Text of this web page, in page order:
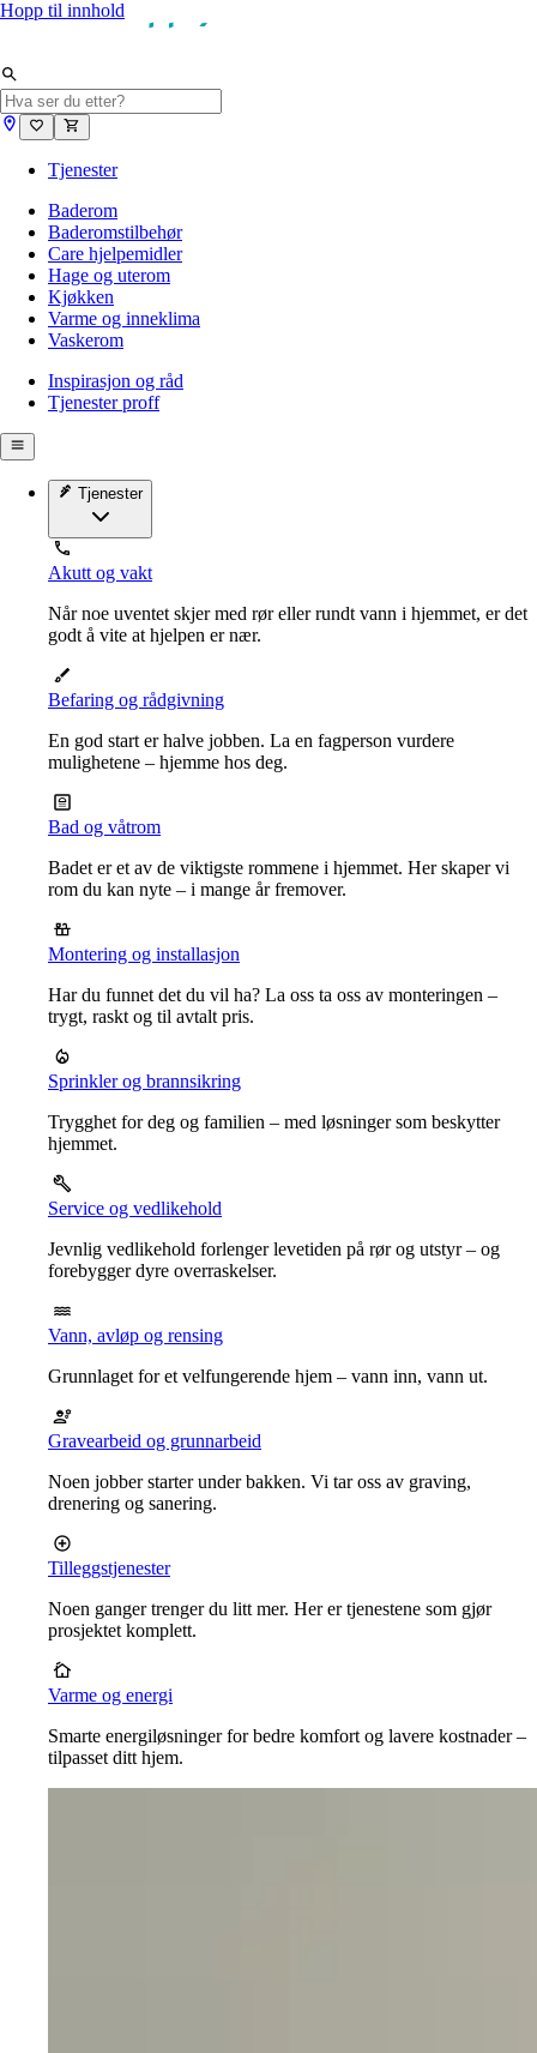
Hopp til innhold
Tjenester
Baderom
Baderomstilbehør
Care hjelpemidler
Hage og uterom
Kjøkken
Varme og inneklima
Vaskerom
Inspirasjon og råd
Tjenester proff
Tjenester
Akutt og vakt
Når noe uventet skjer med rør eller rundt vann i hjemmet, er det
godt å vite at hjelpen er nær.
Befaring og rådgivning
En god start er halve jobben. La en fagperson vurdere
mulighetene – hjemme hos deg.
Bad og våtrom
Badet er et av de viktigste rommene i hjemmet. Her skaper vi
rom du kan nyte – i mange år fremover.
Montering og installasjon
Har du funnet det du vil ha? La oss ta oss av monteringen –
trygt, raskt og til avtalt pris.
Sprinkler og brannsikring
Trygghet for deg og familien – med løsninger som beskytter
hjemmet.
Service og vedlikehold
Jevnlig vedlikehold forlenger levetiden på rør og utstyr – og
forebygger dyre overraskelser.
Vann, avløp og rensing
Grunnlaget for et velfungerende hjem – vann inn, vann ut.
Gravearbeid og grunnarbeid
Noen jobber starter under bakken. Vi tar oss av graving,
drenering og sanering.
Tilleggstjenester
Noen ganger trenger du litt mer. Her er tjenestene som gjør
prosjektet komplett.
Varme og energi
Smarte energiløsninger for bedre komfort og lavere kostnader –
tilpasset ditt hjem.